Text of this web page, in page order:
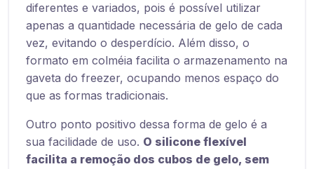
diferentes e variados, pois é possível utilizar
apenas a quantidade necessária de gelo de cada
vez, evitando o desperdício. Além disso, o
formato em colméia facilita o armazenamento na
gaveta do freezer, ocupando menos espaço do
que as formas tradicionais.
Outro ponto positivo dessa forma de gelo é a
sua facilidade de uso. O silicone flexível
facilita a remoção dos cubos de gelo, sem